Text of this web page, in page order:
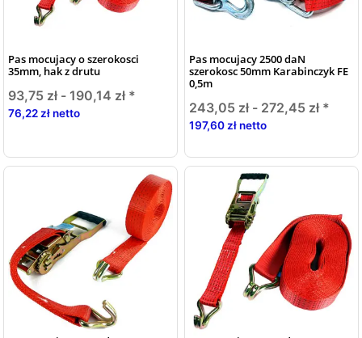
Pas mocujacy o szerokosci
35mm, hak z drutu
93,75 zł - 190,14 zł *
76,22 zł netto
Pas mocujacy 2500 daN
szerokosc 50mm Karabinczyk FE
0,5m
243,05 zł - 272,45 zł *
197,60 zł netto